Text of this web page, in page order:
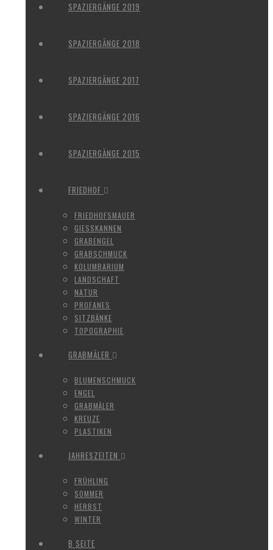
SPAZIERGÄNGE 2019
SPAZIERGÄNGE 2018
SPAZIERGÄNGE 2017
SPAZIERGÄNGE 2016
SPAZIERGÄNGE 2015
FRIEDHOF
FRIEDHOFSMAUER
GIESSKANNEN
GRABENGEL
GRABSCHMUCK
KOLUMBARIUM
LANDSCHAFT
NATUR
PROFANES
SITZBÄNKE
TOPOGRAPHIE
GRABMÄLER
BLUMENSCHMUCK
ENGEL
GRABMÄLER
KREUZE
PLASTIKEN
JAHRESZEITEN
FRÜHLING
SOMMER
HERBST
WINTER
B SEITE